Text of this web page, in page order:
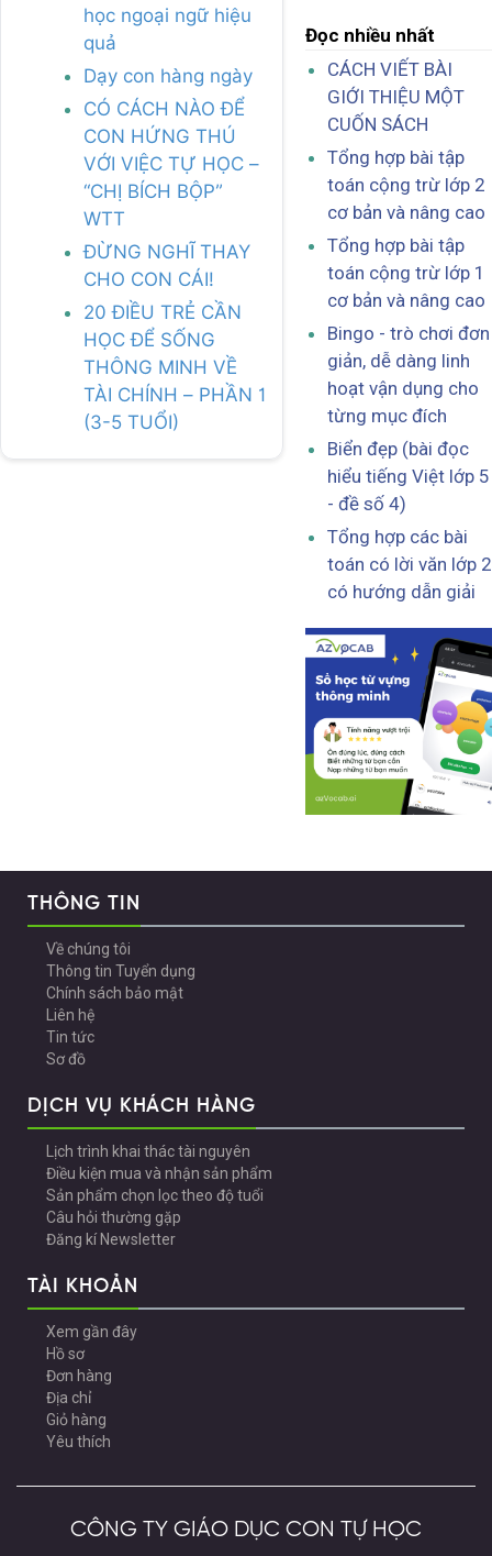
học ngoại ngữ hiệu
quả
Dạy con hàng ngày
CÓ CÁCH NÀO ĐỂ
CON HỨNG THÚ
VỚI VIỆC TỰ HỌC –
“CHỊ BÍCH BỘP”
WTT
ĐỪNG NGHĨ THAY
CHO CON CÁI!
20 ĐIỀU TRẺ CẦN
HỌC ĐỂ SỐNG
THÔNG MINH VỀ
TÀI CHÍNH – PHẦN 1
(3-5 TUỔI)
Đọc nhiều nhất
CÁCH VIẾT BÀI
GIỚI THIỆU MỘT
CUỐN SÁCH
Tổng hợp bài tập
toán cộng trừ lớp 2
cơ bản và nâng cao
Tổng hợp bài tập
toán cộng trừ lớp 1
cơ bản và nâng cao
Bingo - trò chơi đơn
giản, dễ dàng linh
hoạt vận dụng cho
từng mục đích
Biển đẹp (bài đọc
hiểu tiếng Việt lớp 5
- đề số 4)
Tổng hợp các bài
toán có lời văn lớp 2
có hướng dẫn giải
THÔNG TIN
Về chúng tôi
Thông tin Tuyển dụng
Chính sách bảo mật
Liên hệ
Tin tức
Sơ đồ
DỊCH VỤ KHÁCH HÀNG
Lịch trình khai thác tài nguyên
Điều kiện mua và nhận sản phẩm
Sản phẩm chọn lọc theo độ tuổi
Câu hỏi thường gặp
Đăng kí Newsletter
TÀI KHOẢN
Xem gần đây
Hồ sơ
Đơn hàng
Địa chỉ
Giỏ hàng
Yêu thích
CÔNG TY GIÁO DỤC CON TỰ HỌC